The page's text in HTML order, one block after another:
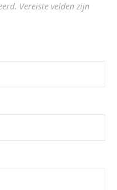
Vereiste velden zijn